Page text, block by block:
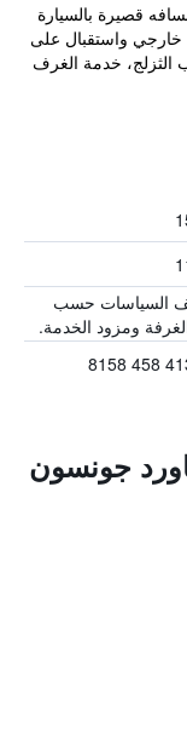
قصيرة بالسيارة
واستقبال على
الثزلج، خدمة الغرف
السياسات حسب
ومزود الخدمة.
جونسون